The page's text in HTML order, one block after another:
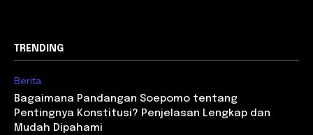
TRENDING
Berita
Bagaimana Pandangan Soepomo tentang
Pentingnya Konstitusi? Penjelasan Lengkap dan
Mudah Dipahami